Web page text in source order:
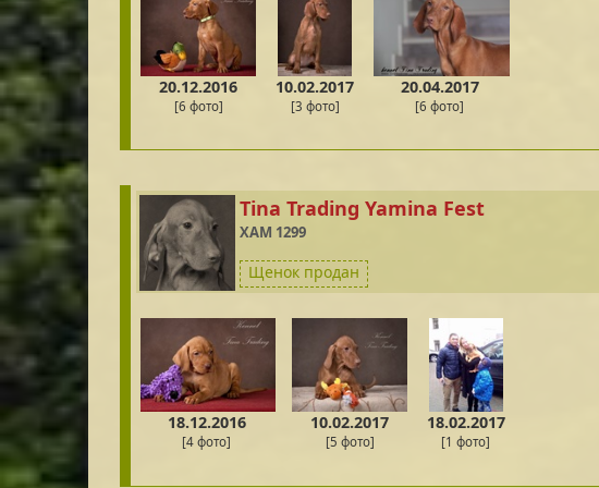
20.12.2016
[6 фото]
10.02.2017
[3 фото]
20.04.2017
[6 фото]
Tina Trading Yamina Fest
XAM 1299
Щенок продан
18.12.2016
[4 фото]
10.02.2017
[5 фото]
18.02.2017
[1 фото]